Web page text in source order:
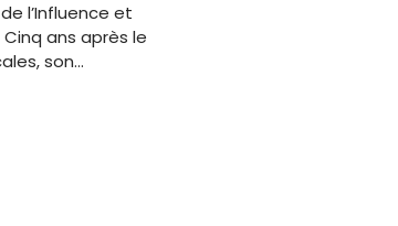
l’Influence et
ans après le
son…